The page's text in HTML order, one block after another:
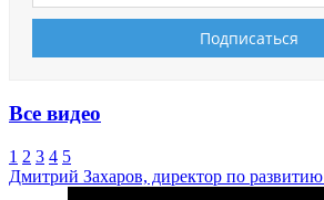
Все видео
1 2 3 4 5
Дмитрий Захаров, директор по